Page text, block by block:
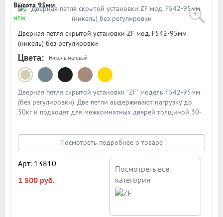
Высота 95мм
NEW
Дверная петля скрытой установки ZF мод. F542-95мм
(никель) без регулировки
Цвета: Никель матовый
Дверная петля скрытой установки "ZF" модель F542-95мм
(без регулировки). Две петли выдерживают нагрузку до
30кг и подходят для межкомнатных дверей толщиной 30-
установки Fuaro мод. Interno Basic F542. Цвет: никель
Посмотреть подробнее о товаре
Арт: 13810
1 500 руб.
Посмотреть все
категории